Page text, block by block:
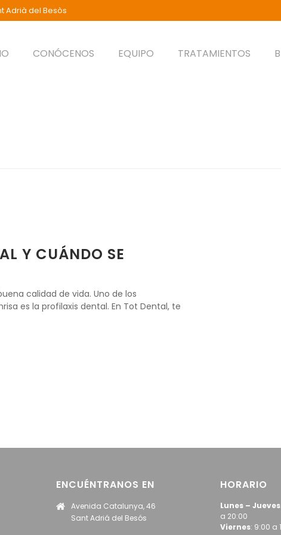
Adrià del Besòs
CONÓCENOS EQUIPO TRATAMIENTOS
Y CUÁNDO SE
calidad de vida. Uno de los
es la profilaxis dental. En Tot Dental, te
ENCUÉNTRANOS EN
Avenida Catalunya, 46
Sant Adriá del Besós
HORARIO
Lunes –
a 20:00
Viernes: 9:00 a